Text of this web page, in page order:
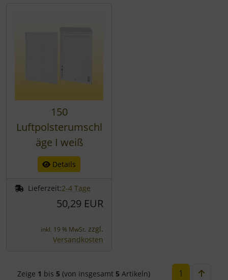
150
Luftpolsterumschl
äge I weiß
Details
Lieferzeit:2-4 Tage
50,29 EUR
inkl. 19 % MwSt. zzgl.
Versandkosten
Zeige 1 bis 5 (von insgesamt 5 Artikeln) 1